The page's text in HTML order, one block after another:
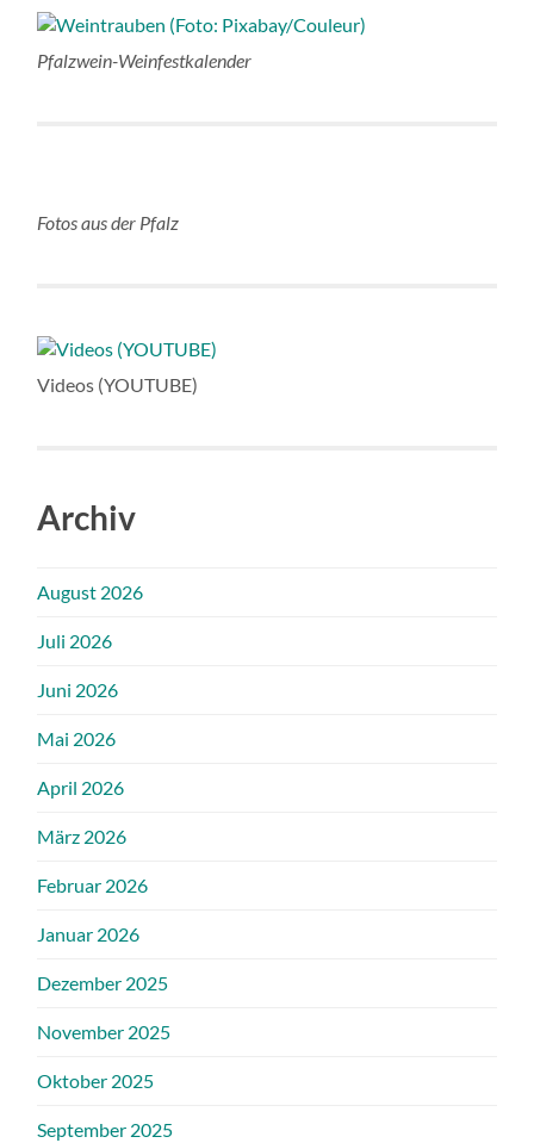
Pfalzwein-Weinfestkalender
Fotos aus der Pfalz
Videos (YOUTUBE)
Archiv
August 2026
Juli 2026
Juni 2026
Mai 2026
April 2026
März 2026
Februar 2026
Januar 2026
Dezember 2025
November 2025
Oktober 2025
September 2025